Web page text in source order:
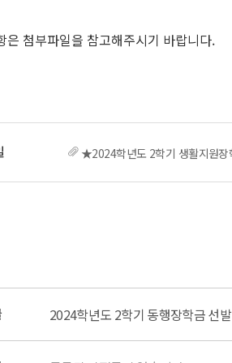
은 첨부파일을 참고해주시기 바랍니다.
★2024학년도 2학기 생활지원
2024학년도 2학기 동행장학금 선